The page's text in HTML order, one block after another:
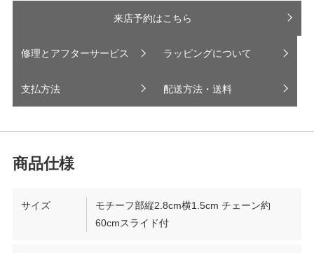
来店予約はこちら
修理とアフターサービス ラッピングについて
支払方法 配送方法・送料
サイズ
モチーフ部縦2.8cm横1.5cm チェーン約
60cmスライド付